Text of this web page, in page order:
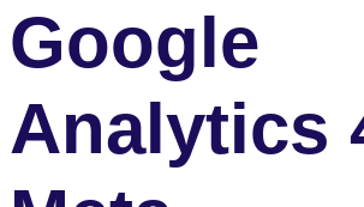
Google
Analytics